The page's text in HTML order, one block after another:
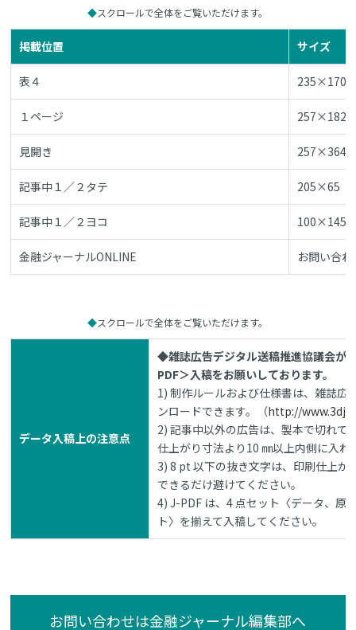
スクロールで全体をご覧いただけます。
掲載位置 サイズ
表４ 235×170
１ページ 257×182
見開き 257×364
記事中１／２タテ 205×65
記事中１／２ヨコ 100×145
金融ジャーナルONLINE お問い合
スクロールで全体をご覧いただけます。
データ入稿上の注意点
◆雑誌広告デジタル送稿推進協議会が
PDF＞入稿をお願いしております。
1) 制作ルールおよび仕様書は、雑誌広
ンロードできます。（http://
2) 記事中以外の広告は、製本で切れて
仕上がり寸法より10 ㎜以上内側に入れ
3) 8 pt 以下の抜き文字は、印刷仕上が
できるだけ避けてください。
4) J-PDF は、4 点セット〈データ、原
ト〉を揃えて入稿してください。
お問い合わせは金融ジャーナル編集部へ